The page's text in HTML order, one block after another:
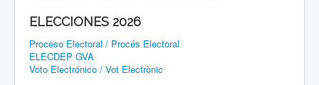
ELECCIONES 2026
Proceso Electoral / Procés Electoral
ELECDEP GVA
Voto Electrónico / Vot Electrònic